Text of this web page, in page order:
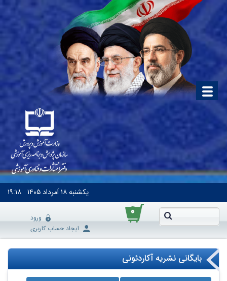
یکشنبه۱۸ اَمرداد ۱۴۰۵ ۱۹:۱۸
۰
ورود
ایجاد حساب کاربری
بایگانی نشریه آکاردئونی